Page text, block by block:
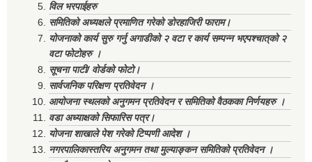
विल भरपाईहरु
समितिको अध्यक्षले प्रमाणित गरेको डोरहाजिरी फाराम।
योजनाको कार्य सुरु गर्नु अगाडीको २ वटा र कार्य सम्पन्न भएपश्चात्‌को २
वटा फोटोहरु ।
सूचना पाटी/ वोर्डको फोटो।
सार्वजनिक परिक्षण प्रतिवेदन ।
आयोजना स्थलको अनुगमन प्रतिवेदन र समितिको वैठकका निर्णयहरु ।
वडा अध्याक्षको सिफारिस पत्र।
योजना शाखाले पेश गरेको टिप्पणी आदेश ।
नगरपालिकास्तरिय अनुगमन तथा मुल्याङ्कन समितिको प्रतिवेदन ।